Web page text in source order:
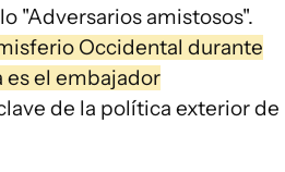
"Adversarios amistosos".
Occidental durante
es el embajador
de la política exterior de